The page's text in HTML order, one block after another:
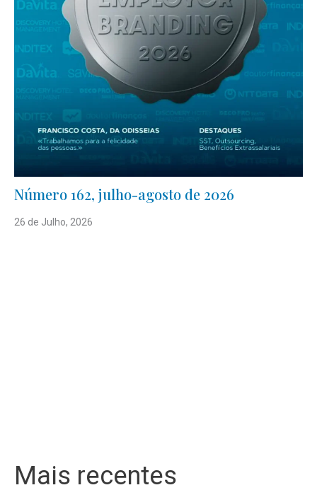
Número 162, julho-agosto de 2026
26 de Julho, 2026
Mais recentes